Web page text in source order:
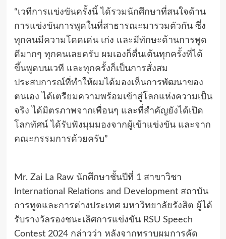
“เวทีการแข่งขันครั้งนี้ ได้รวมนักศึกษาที่สนใจด้าน
การแข่งขันการพูดในที่สาธารณะมารวมตัวกัน ซึ่ง
ทุกคนมีความโดดเด่น เก่ง และมีทักษะด้านการพูด
ดีมากๆ ทุกคนเลยครับ ผมเองก็ตื่นเต้นทุกครั้งที่ได้
ขึ้นพูดบนเวที และทุกครั้งก็เป็นการสั่งสม
ประสบการณ์ที่ทำให้ผมได้มองเห็นการพัฒนาของ
ตนเอง ได้เตรียมความพร้อมเข้าสู่โลกแห่งความเป็น
จริง ได้มิตรภาพจากเพื่อนๆ และที่สำคัญยังได้เปิด
โลกทัศน์ ได้รับฟังมุมมองจากผู้เข้าแข่งขัน และจาก
คณะกรรมการด้วยครับ”
Mr. Zai La Raw นักศึกษาชั้นปีที่ 1 สาขาวิชา
International Relations and Development สถาบัน
การทูตและการต่างประเทศ มหาวิทยาลัยรังสิต ผู้ได้
รับรางวัลรองชนะเลิศการแข่งขัน RSU Speech
Contest 2024 กล่าวว่า หลังจากทราบผมการคัด